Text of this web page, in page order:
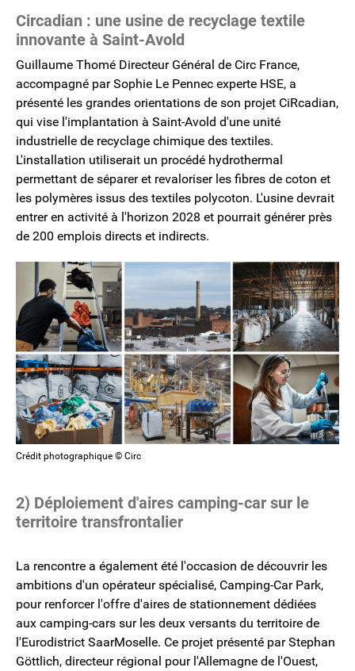
Circadian : une usine de recyclage textile
innovante à Saint-Avold
Guillaume Thomé Directeur Général de Circ France,
accompagné par Sophie Le Pennec experte HSE, a
présenté les grandes orientations de son projet CiRcadian,
qui vise l'implantation à Saint-Avold d'une unité
industrielle de recyclage chimique des textiles.
L'installation utiliserait un procédé hydrothermal
permettant de séparer et revaloriser les fibres de coton et
les polymères issus des textiles polycoton. L'usine devrait
entrer en activité à l'horizon 2028 et pourrait générer près
de 200 emplois directs et indirects.
Crédit photographique © Circ
2) Déploiement d'aires camping-car sur le
territoire transfrontalier
La rencontre a également été l'occasion de découvrir les
ambitions d'un opérateur spécialisé, Camping-Car Park,
pour renforcer l'offre d'aires de stationnement dédiées
aux camping-cars sur les deux versants du territoire de
l'Eurodistrict SaarMoselle. Ce projet présenté par Stephan
Göttlich, directeur régional pour l'Allemagne de l'Ouest,